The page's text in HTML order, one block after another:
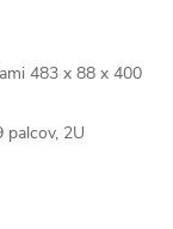
483 x 88 x 400
palcov, 2U